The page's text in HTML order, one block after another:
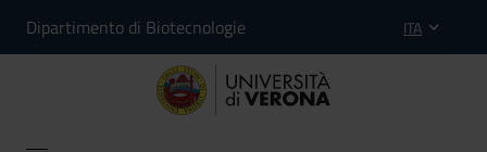
Dipartimento di Biotecnologie ITA